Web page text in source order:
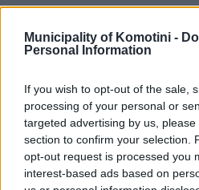
Municipality of Komotini -
Personal Information
If you wish to opt-out of the sale,
processing of your personal or
targeted advertising by us,
section to confirm your selection.
opt-out request is processed you
interest-based ads based on
Τηλεφωνικό Κέντρο
Τηλεφωνικό Κέντρο
FAX Δήμου
Γραφείο Δημάρχου
Κ.Ε.Π.
Κ.Α.Π.Η.